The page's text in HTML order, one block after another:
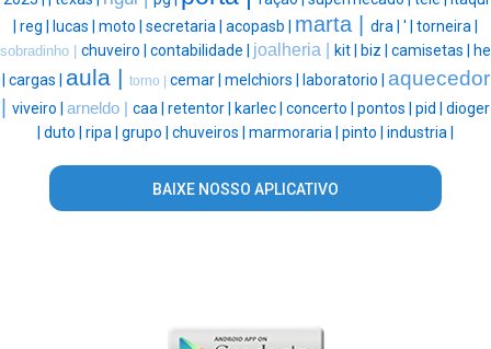
reg | lucas | moto | secretaria | acopasb | marta | dra | ' | torneira |
sobradinho | chuveiro | contabilidade | joalheria | kit | biz | camisetas |
he
cargas | aula | torno | cemar | melchiors | laboratorio | aquecedor
| viveiro | arneldo | caa | retentor | karlec | concerto | pontos | pid | dioger
duto | ripa | grupo | chuveiros | marmoraria | pinto | industria |
BAIXE NOSSO APLICATIVO